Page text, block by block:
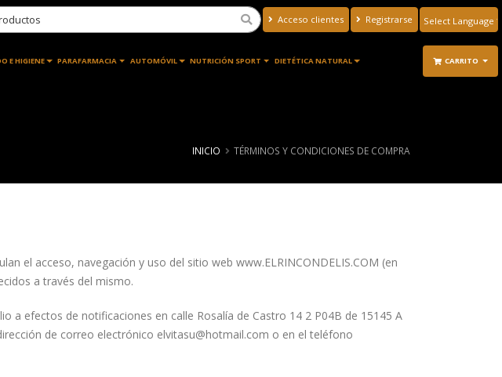
Acceso clientes Registrarse
Translate
E HIGIENE PARAFARMACIA AUTOMÓVIL NUTRICIÓN SPORT DIETÉTICA NATURAL CARRITO
INICIO TÉRMINOS Y CONDICIONES DE COMPRA
el acceso, navegación y uso del sitio web www.ELRINCONDELIS.COM (en
a través del mismo.
a efectos de notificaciones en calle Rosalía de Castro 14 2 P04B de 15145 A
de correo electrónico elvitasu@hotmail.com o en el teléfono